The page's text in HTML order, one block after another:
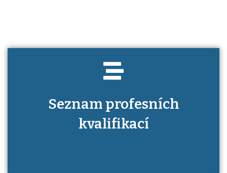
Seznam profesních
kvalifikací